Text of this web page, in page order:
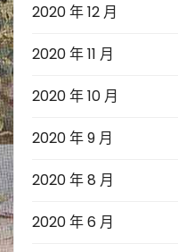
2020 年 12 月
2020 年 11 月
2020 年 10 月
2020 年 9 月
2020 年 8 月
2020 年 6 月